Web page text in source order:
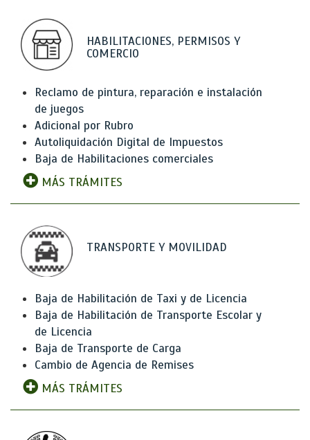
HABILITACIONES, PERMISOS Y
COMERCIO
Reclamo de pintura, reparación e instalación
de juegos
Adicional por Rubro
Autoliquidación Digital de Impuestos
Baja de Habilitaciones comerciales
MÁS TRÁMITES
TRANSPORTE Y MOVILIDAD
Baja de Habilitación de Taxi y de Licencia
Baja de Habilitación de Transporte Escolar y
de Licencia
Baja de Transporte de Carga
Cambio de Agencia de Remises
MÁS TRÁMITES